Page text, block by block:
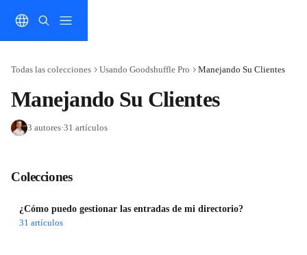
Todas las colecciones Usando Goodshuffle Pro Manejando Su Clientes
Manejando Su Clientes
3 autores·31 artículos
Colecciones
¿Cómo puedo gestionar las entradas de mi directorio?
31 artículos